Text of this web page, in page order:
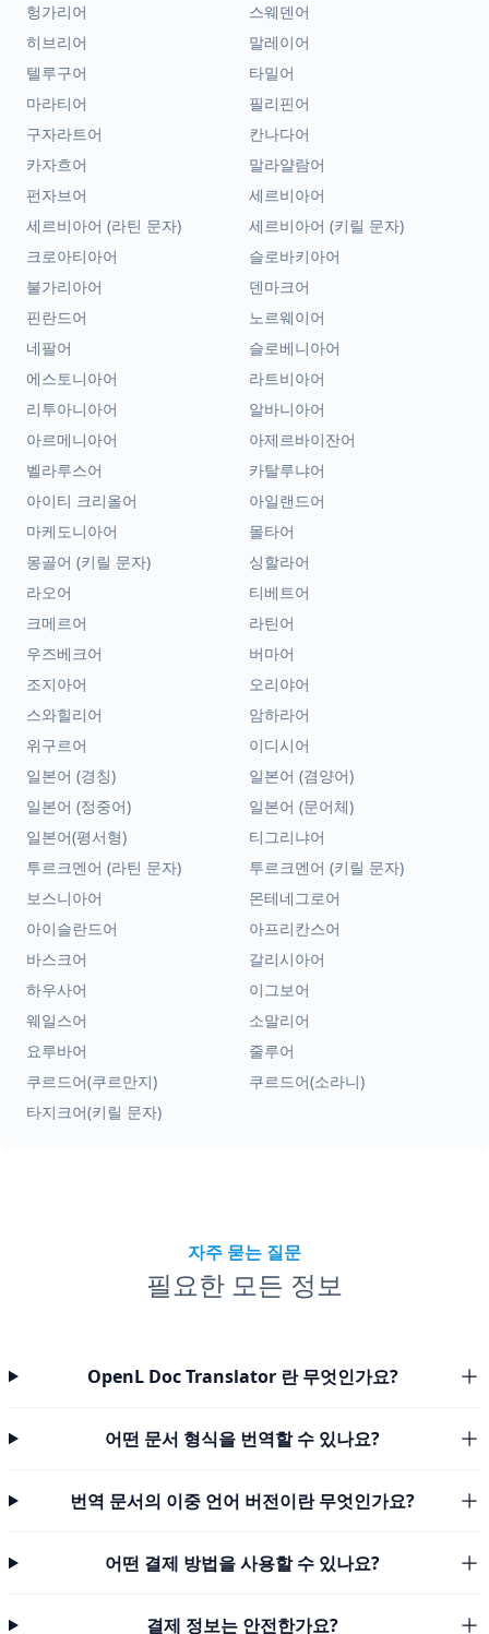
헝가리어
스웨덴어
히브리어
말레이어
텔루구어
타밀어
마라티어
필리핀어
구자라트어
칸나다어
카자흐어
말라얄람어
펀자브어
세르비아어
세르비아어 (라틴 문자)
세르비아어 (키릴 문자)
크로아티아어
슬로바키아어
불가리아어
덴마크어
핀란드어
노르웨이어
네팔어
슬로베니아어
에스토니아어
라트비아어
리투아니아어
알바니아어
아르메니아어
아제르바이잔어
벨라루스어
카탈루냐어
아이티 크리올어
아일랜드어
마케도니아어
몰타어
몽골어 (키릴 문자)
싱할라어
라오어
티베트어
크메르어
라틴어
우즈베크어
버마어
조지아어
오리야어
스와힐리어
암하라어
위구르어
이디시어
일본어 (경칭)
일본어 (겸양어)
일본어 (정중어)
일본어 (문어체)
일본어(평서형)
티그리냐어
투르크멘어 (라틴 문자)
투르크멘어 (키릴 문자)
보스니아어
몬테네그로어
아이슬란드어
아프리칸스어
바스크어
갈리시아어
하우사어
이그보어
웨일스어
소말리어
요루바어
줄루어
쿠르드어(쿠르만지)
쿠르드어(소라니)
타지크어(키릴 문자)
자주 묻는 질문
필요한 모든 정보
OpenL Doc Translator 란 무엇인가요?
어떤 문서 형식을 번역할 수 있나요?
번역 문서의 이중 언어 버전이란 무엇인가요?
어떤 결제 방법을 사용할 수 있나요?
결제 정보는 안전한가요?